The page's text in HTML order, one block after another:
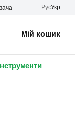
РусУкр
Мій кошик